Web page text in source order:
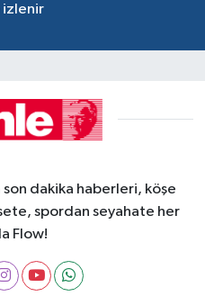
izlenir
dakika haberleri, köşe
spordan seyahate her
Flow!